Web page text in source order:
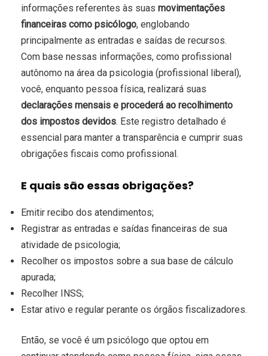
informações referentes às suas movimentações
financeiras como psicólogo, englobando
principalmente as entradas e saídas de recursos.
Com base nessas informações, como profissional
autônomo na área da psicologia (profissional liberal),
você, enquanto pessoa física, realizará suas
declarações mensais e procederá ao recolhimento
dos impostos devidos. Este registro detalhado é
essencial para manter a transparência e cumprir suas
obrigações fiscais como profissional.
E quais são essas obrigações?
Emitir recibo dos atendimentos;
Registrar as entradas e saídas financeiras de sua
atividade de psicologia;
Recolher os impostos sobre a sua base de cálculo
apurada;
Recolher INSS;
Estar ativo e regular perante os órgãos fiscalizadores.
Então, se você é um psicólogo que optou em